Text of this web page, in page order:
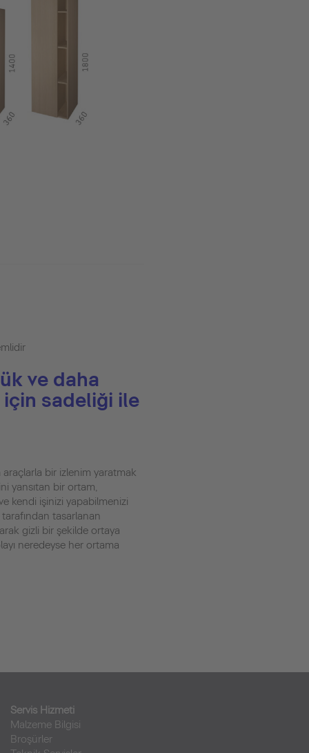
ve daha
sadeliği ile
bir izlenim yaratmak
yansıtan bir ortam,
kendi işinizi yapabilmenizi
tasarlanan
gizli bir şekilde ortaya
neredeyse her ortama
Servis Hizmeti
Malzeme Bilgisi
Broşürler